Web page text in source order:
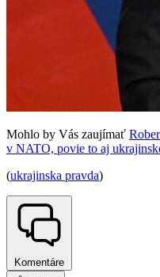
Mohlo by Vás zaujímať
v NATO, povie to aj
(ukrajinska pravda)
Komentáre